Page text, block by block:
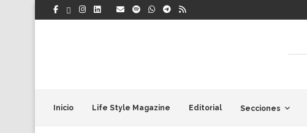
Inicio Life Style Magazine Editorial Secciones